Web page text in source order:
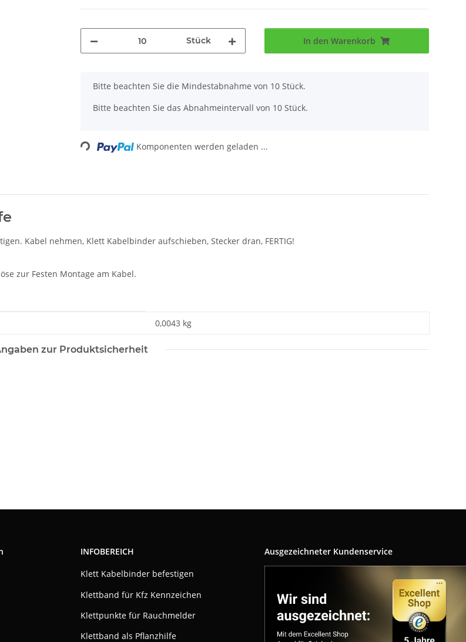
Stück In den Warenkorb
x
Bitte beachten Sie die Mindestabnahme von 10 Stück.
Bitte beachten Sie das Abnahmeintervall von 10 Stück.
Loading... Komponenten werden geladen ...
Kabel nehmen, Klett Kabelbinder aufschieben, Stecker dran, FERTIG!
zur Festen Montage am Kabel.
0,0043 kg
zur Produktsicherheit
INFOBEREICH
Klett Kabelbinder befestigen
Klettband für Kfz Kennzeichen
Klettpunkte für Rauchmelder
Klettband als Pflanzhilfe
Ausgezeichneter Kundenservice